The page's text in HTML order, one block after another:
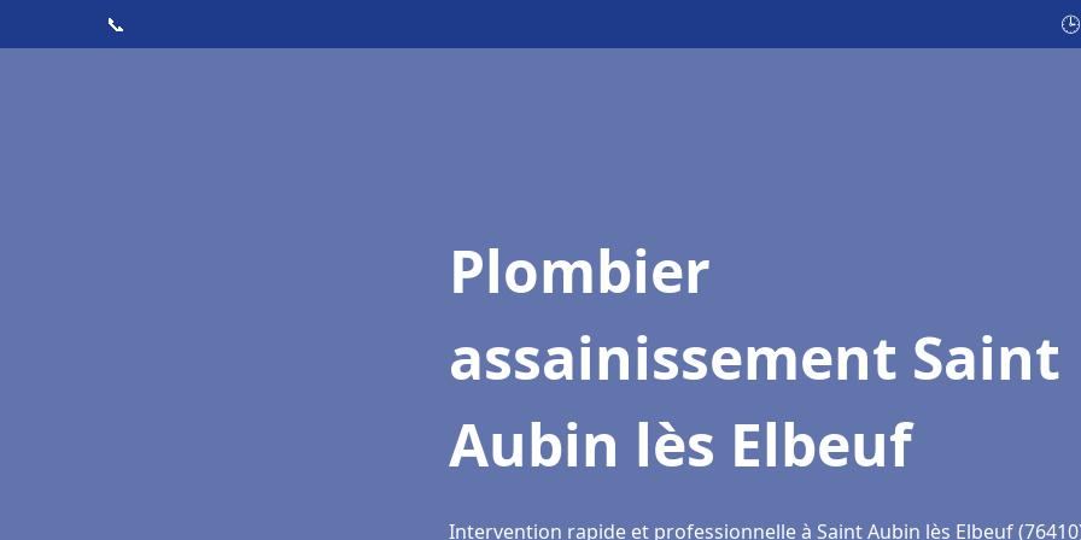
📞
Plombier
assainissement Saint
Aubin lès Elbeuf
Intervention rapide et professionnelle à Saint Aubin lès Elbeuf